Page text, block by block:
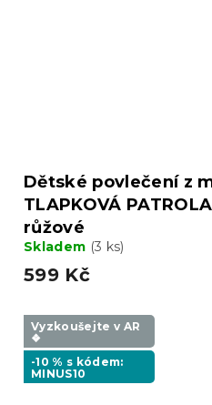
Dětské povlečení z
TLAPKOVÁ
růžové
Skladem (3 ks)
599 Kč
Vyzkoušejte v AR
❖
-10 % s kódem:
MINUS10